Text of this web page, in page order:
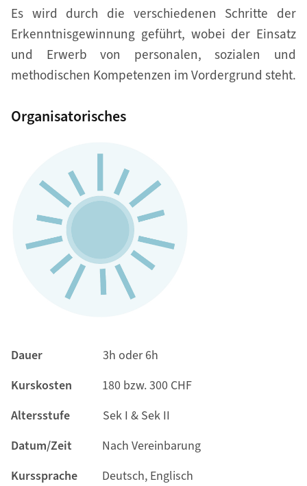
Es wird durch die verschiedenen Schritte der
Erkenntnisgewinnung geführt, wobei der Einsatz
und Erwerb von personalen, sozialen und
methodischen Kompetenzen im Vordergrund steht.
Organisatorisches
Dauer3h oder 6h
Kurskosten 180 bzw. 300 CHF
AltersstufeSek I & Sek II
Datum/Zeit Nach Vereinbarung
Kurssprache
Deutsch, Englisch